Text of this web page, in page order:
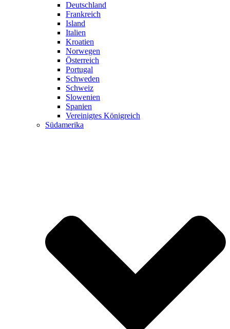
Deutschland
Frankreich
Island
Italien
Kroatien
Norwegen
Österreich
Portugal
Schweden
Schweiz
Slowenien
Spanien
Vereinigtes Königreich
Südamerika